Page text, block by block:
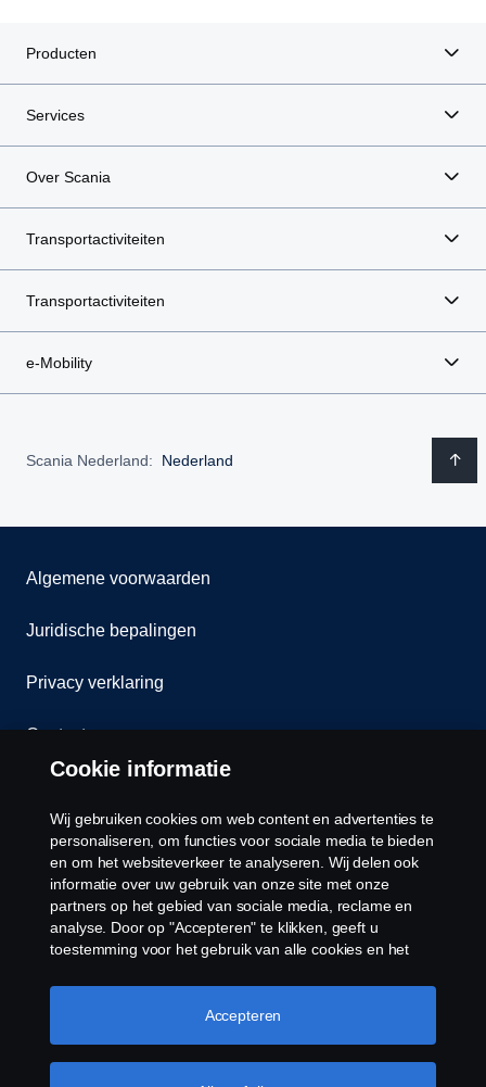
Producten
Services
Over Scania
Transportactiviteiten
Transportactiviteiten
e-Mobility
Scania Nederland: Nederland
Algemene voorwaarden
Juridische bepalingen
Privacy verklaring
Contact
Cookiebeleid
Cookies
Cookie informatie
Wij gebruiken cookies om web content en advertenties te
personaliseren, om functies voor sociale media te bieden
en om het websiteverkeer te analyseren. Wij delen ook
informatie over uw gebruik van onze site met onze
partners op het gebied van sociale media, reclame en
analyse. Door op "Accepteren" te klikken, geeft u
toestemming voor het gebruik van alle cookies en het
door op "Cookie Instellingen" te klikken en de
categorieën te selecteren die u wilt accepteren. Voor een
Accepteren